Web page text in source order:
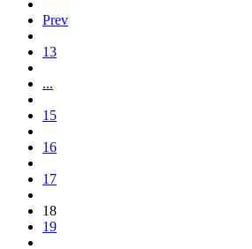
Prev
13
...
15
16
17
18
19